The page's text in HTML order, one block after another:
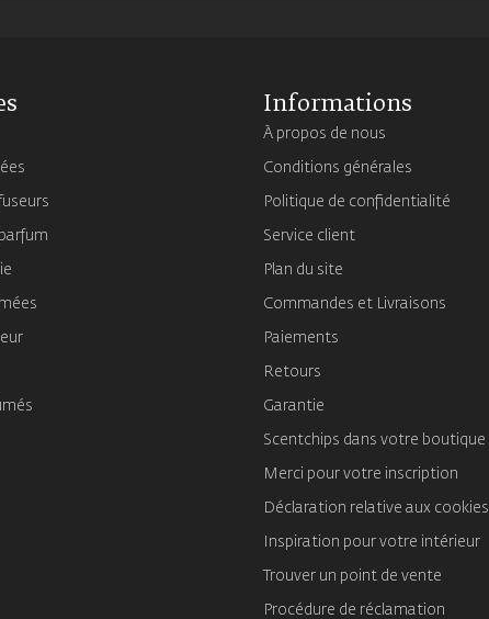
Informations
À propos de nous
Conditions générales
Politique de confidentialité
Service client
Plan du site
Commandes et Livraisons
Paiements
Retours
Garantie
Scentchips dans votre boutique
Merci pour votre inscription
Déclaration relative aux cookies
Inspiration pour votre intérieur
Trouver un point de vente
Procédure de réclamation